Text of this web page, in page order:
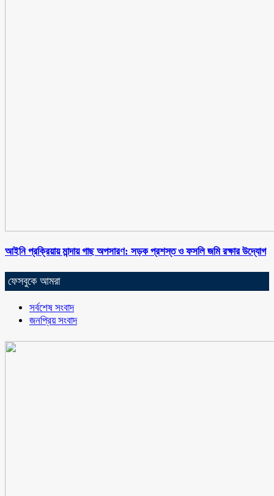
আইনি প্রক্রিয়ায় মান্দায় গাছ অপসারণ: সড়ক প্রশস্ত ও ফসলি জমি রক্ষার উদ্যোগ
ফেসবুকে আমরা
সর্বশেষ সংবাদ
জনপ্রিয় সংবাদ